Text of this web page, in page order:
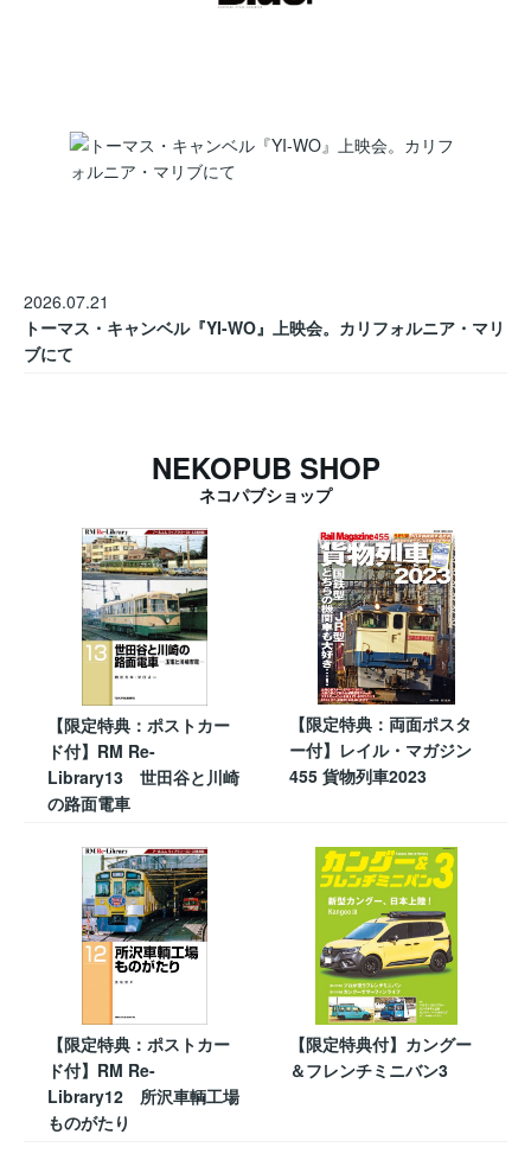
2026.07.21
トーマス・キャンベル『YI-WO』上映会。カリフォルニア・マリ
ブにて
NEKOPUB SHOP
ネコパブショップ
【限定特典：ポストカー
ド付】RM Re-
Library13 世田谷と川崎
の路面電車
【限定特典：両面ポスタ
ー付】レイル・マガジン
455 貨物列車2023
【限定特典：ポストカー
ド付】RM Re-
Library12 所沢車輌工場
ものがたり
【限定特典付】カングー
＆フレンチミニバン3